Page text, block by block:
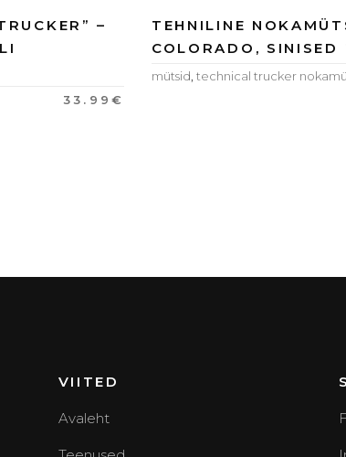
–
33.99 €
TEHNILINE
COLORADO, SINISED
mütsid technical trucker
VIITED
Avaleht